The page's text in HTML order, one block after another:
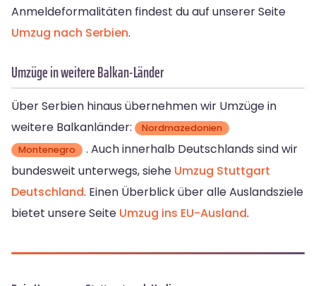
Anmeldeformalitäten findest du auf unserer Seite
Umzug nach Serbien.
Umzüge in weitere Balkan-Länder
Über Serbien hinaus übernehmen wir Umzüge in
weitere Balkanländer:
Nordmazedonien
Montenegro
. Auch innerhalb Deutschlands sind wir
bundesweit unterwegs, siehe Umzug Stuttgart
Deutschland. Einen Überblick über alle Auslandsziele
bietet unsere Seite Umzug ins EU-Ausland.